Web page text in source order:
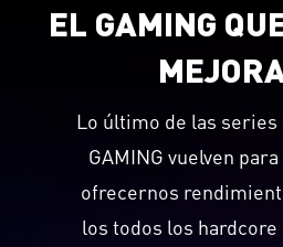
EL GAMING
Lo último de las series
GAMING vuelven
ofrecernos
los todos los